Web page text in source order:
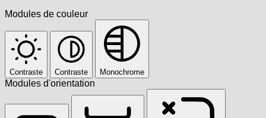
Modules de couleur
Contraste Contraste Monochrome
Modules d'orientation